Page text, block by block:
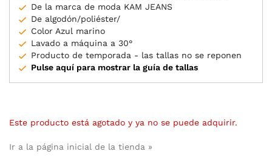
De la marca de moda KAM JEANS
De algodón/poliéster/
Color Azul marino
Lavado a máquina a 30°
Producto de temporada - las tallas no se reponen
Pulse aquí para mostrar la guía de tallas
Este producto está agotado y ya no se puede adquirir.
Ir a la página inicial de la tienda »